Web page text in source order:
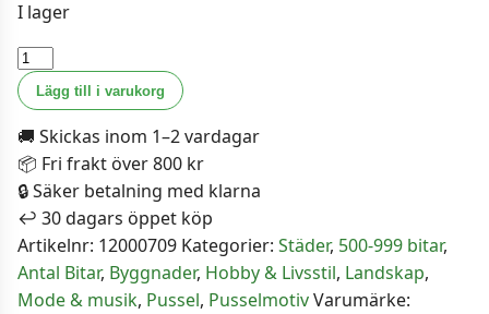
I lager
Ravensburger
Pussel
-
Pisas
gator,
Italien
500
bitar
mängd
Lägg till i varukorg
🚚 Skickas inom 1–2 vardagar
📦 Fri frakt över 800 kr
🔒 Säker betalning med klarna
↩️ 30 dagars öppet köp
Artikelnr: 12000709 Kategorier: Städer, 500-999 bitar,
Antal Bitar, Byggnader, Hobby & Livsstil, Landskap,
Mode & musik, Pussel, PusselmotivVarumärke: